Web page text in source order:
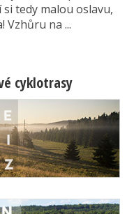
tedy malou oslavu,
Vzhůru na ...
cyklotrasy